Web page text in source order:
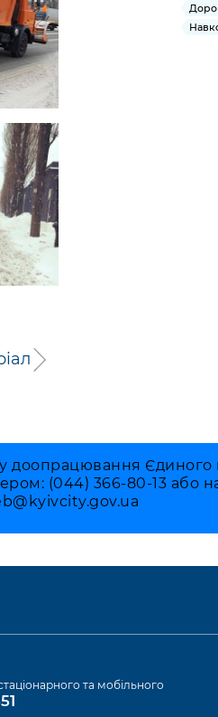
Єдиного
(044) 366-80-13 або
та мобільного